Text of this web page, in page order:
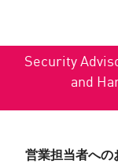
Security
and
営業担当者へ